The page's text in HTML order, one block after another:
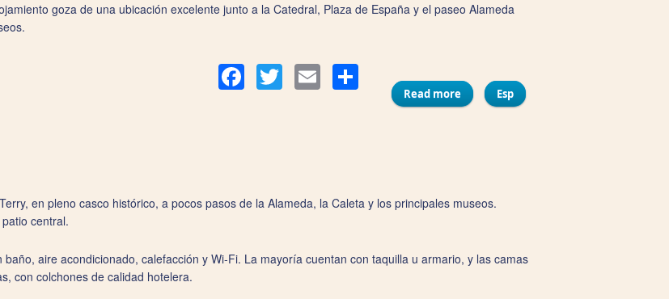
goza de una ubicación excelente junto a la Catedral, Plaza de España y el paseo Alameda
FacebookTwitter Email Compartir
Read more about Pensión Apodaca Rooms
Esp
en pleno casco histórico, a pocos pasos de la Alameda, la Caleta y los principales museos.
central.
aire acondicionado, calefacción y Wi‑Fi. La mayoría cuentan con taquilla u armario, y las camas
con colchones de calidad hotelera.